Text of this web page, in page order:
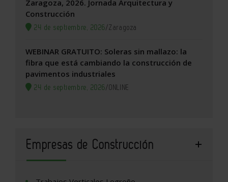
Zaragoza, 2026. Jornada Arquitectura y
Construcción
24 de septiembre, 2026/Zaragoza
WEBINAR GRATUITO: Soleras sin mallazo: la
fibra que está cambiando la construcción de
pavimentos industriales
24 de septiembre, 2026/ONLINE
Empresas de Construcción